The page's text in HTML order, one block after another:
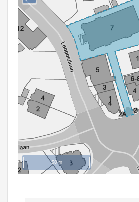
Aanmelden
50 m